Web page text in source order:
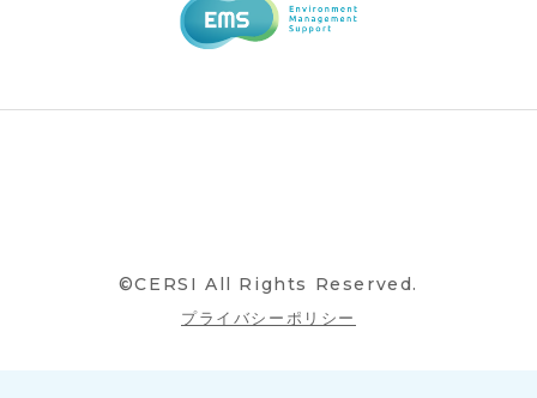
©CERSI All Rights Reserved.
プライバシーポリシー